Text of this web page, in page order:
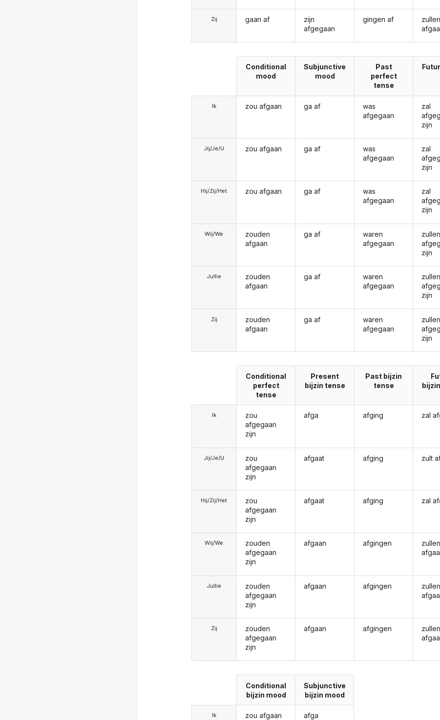
Zij gaan af
zijn
afgegaan
gingen af
zullen
Ik
Jij/Je/U
Hij/Zij/Het
Wij/We
Jullie
Zij
Conditional
mood
zou afgaan
zou afgaan
zou afgaan
zouden
afgaan
zouden
afgaan
zouden
afgaan
Subjunctive
mood
ga af
ga af
ga af
ga af
ga af
ga af
Past
perfect
tense
was
afgegaan
was
afgegaan
was
afgegaan
waren
afgegaan
waren
afgegaan
waren
afgegaan
zal
zijn
zal
zijn
zal
zijn
zullen
zijn
zullen
zijn
zullen
zijn
Ik
Jij/Je/U
Hij/Zij/Het
Wij/We
Jullie
Zij
Conditional
perfect
tense
zou
afgegaan
zijn
zou
afgegaan
zijn
zou
afgegaan
zijn
zouden
afgegaan
zijn
zouden
afgegaan
zijn
zouden
afgegaan
zijn
Present
bijzin tense
afga
afgaat
afgaat
afgaan
afgaan
afgaan
Past bijzin
tense
afging
afging
afging
afgingen
afgingen
afgingen
zal
zult
zal
zullen
zullen
zullen
Ik
Conditional
bijzin mood
zou afgaan
Subjunctive
bijzin mood
afga